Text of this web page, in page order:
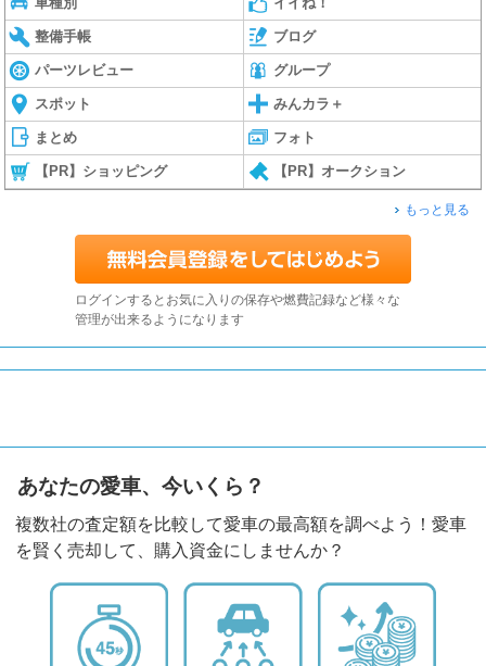
整備手帳 ブログ
パーツレビュー グループ
スポット みんカラ＋
まとめ フォト
【PR】ショッピング 【PR】オークション
もっと見る
ログインするとお気に入りの保存や燃費記録など様々な
管理が出来るようになります
あなたの愛車、今いくら？
複数社の査定額を比較して愛車の最高額を調べよう！愛車
を賢く売却して、購入資金にしませんか？